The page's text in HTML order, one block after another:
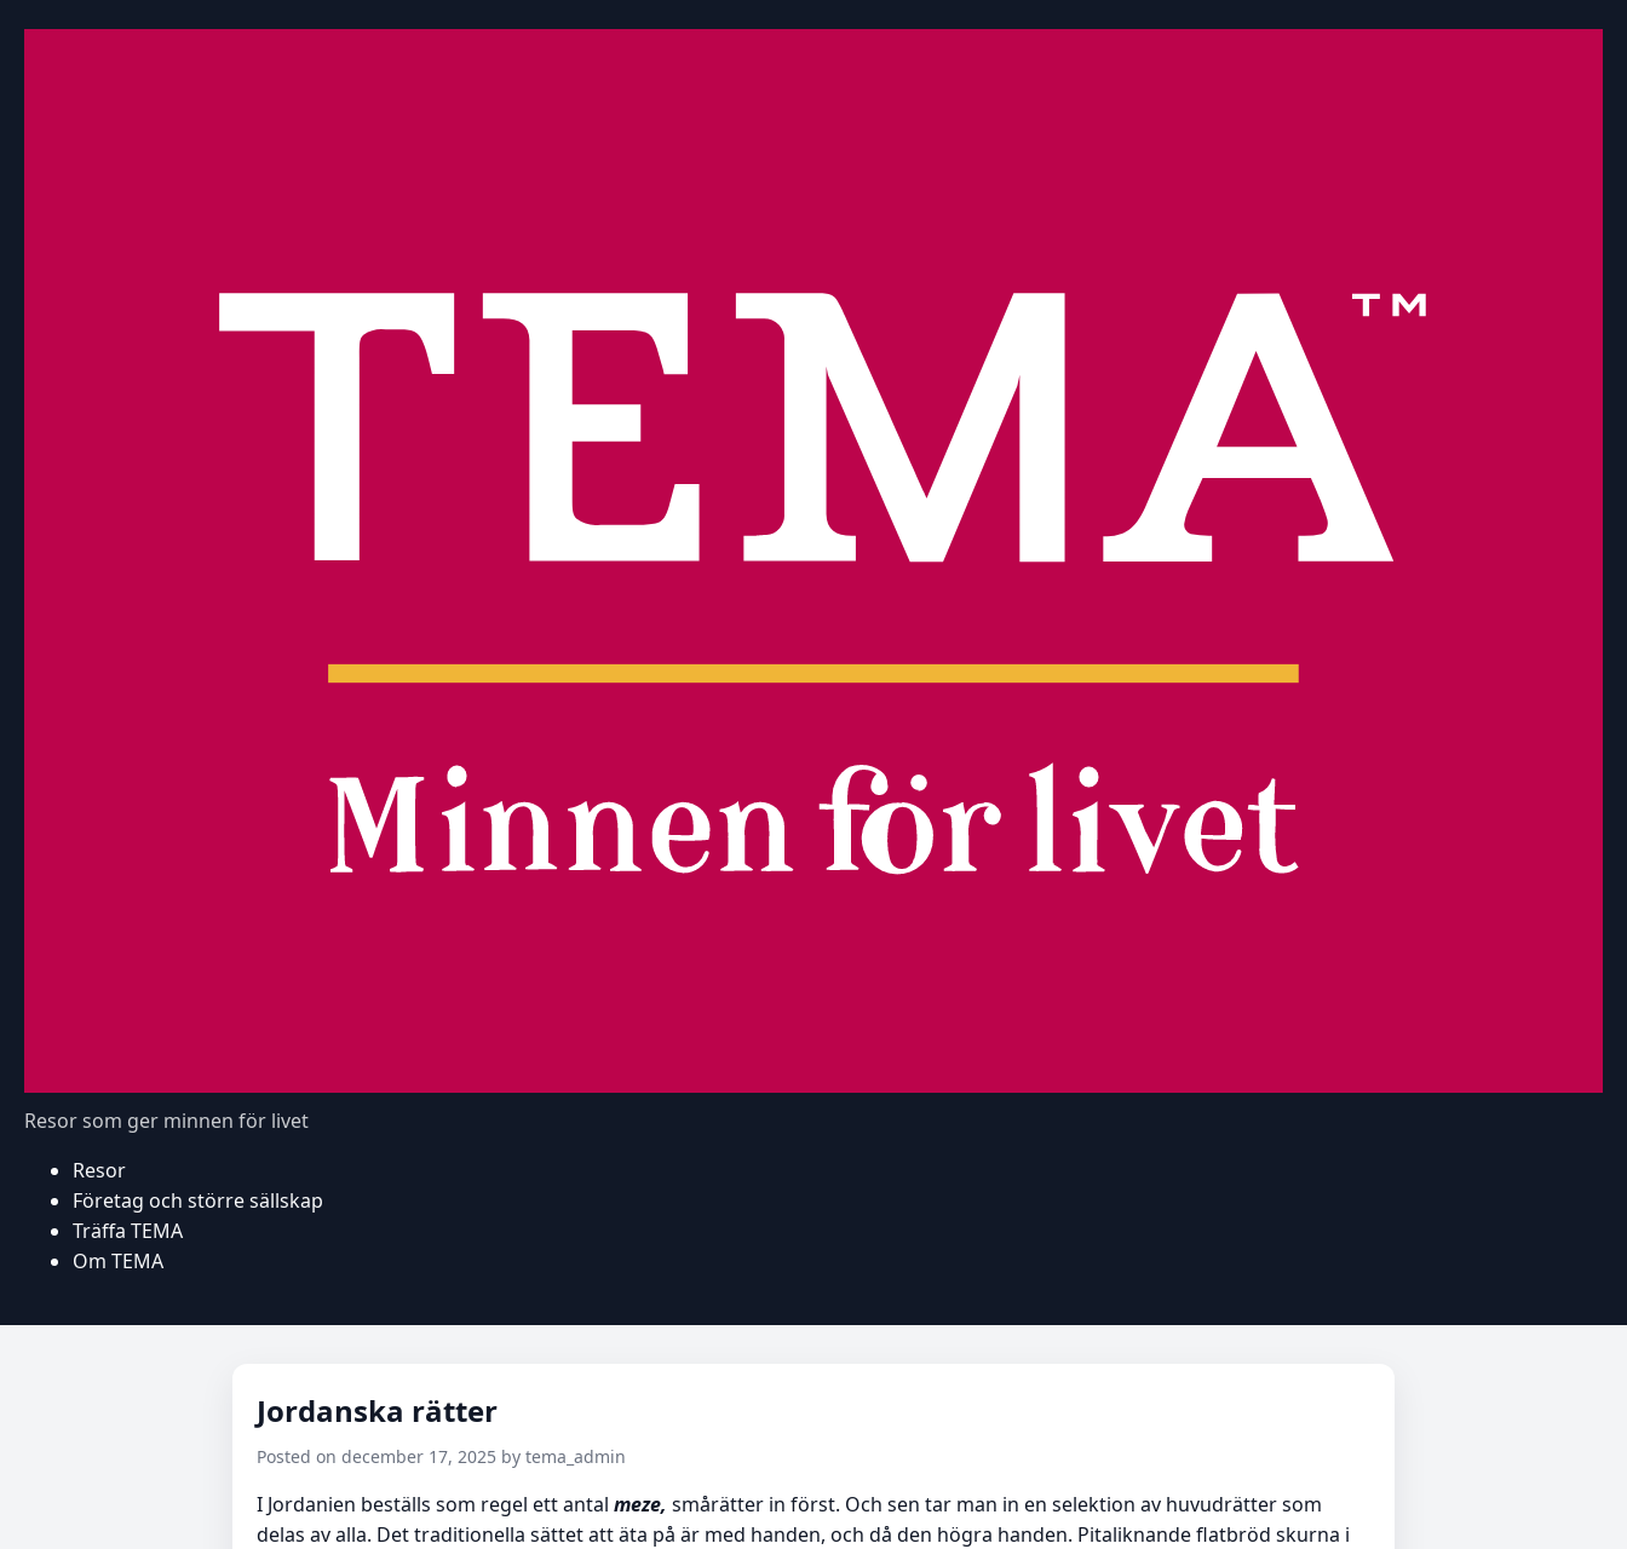
Resor som ger minnen för livet
Resor
Företag och större sällskap
Träffa TEMA
Om TEMA
Jordanska rätter
Posted on december 17, 2025 by tema_admin
I Jordanien beställs som regel ett antal meze, smårätter in först. Och sen tar man in en selektion av huvudrätter som
delas av alla. Det traditionella sättet att äta på är med handen, och då den högra handen. Pitaliknande flatbröd skurna i